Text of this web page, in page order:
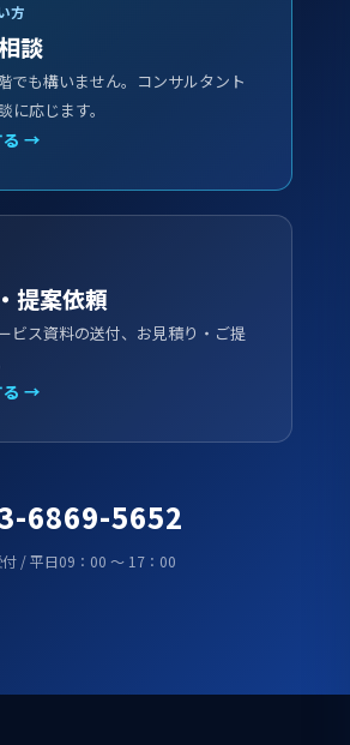
方
談
でも構いません。コンサルタント
に応じます。
る →
提案依頼
ビス資料の送付、お見積り・ご提
る →
6869-5652
付 / 平日09：00 ～ 17：00